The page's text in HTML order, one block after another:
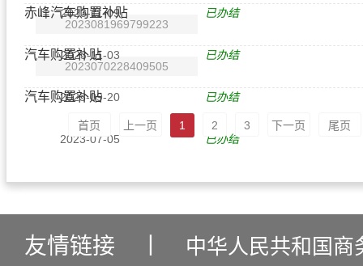
2023-11-09 已办结
赤峰汽车购置补贴
2023-11-03 已办结
2023081969799223
汽车购置补贴
2023-09-20 已办结
2023070228409505
汽车购置补贴
2023-07-05 已办结
首页 上一页 1 2 3 下一页 尾页
友情链接 中华人民共和国商